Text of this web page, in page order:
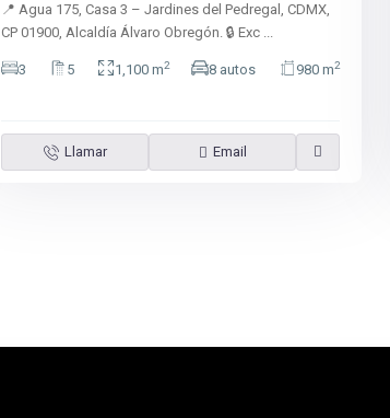
📍 Agua 175, Casa 3 – Jardines del Pedregal, CDMX,
CP 01900, Alcaldía Álvaro Obregón. 🔒 Exc ...
3 5 1,100 m2 8 autos 980 m2
Llamar Email